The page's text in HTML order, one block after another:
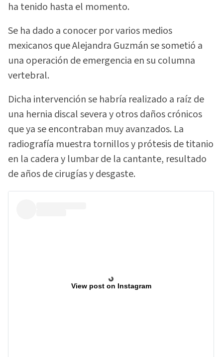
ha tenido hasta el momento.
Se ha dado a conocer por varios medios
mexicanos que Alejandra Guzmán se sometió a
una operación de emergencia en su columna
vertebral.
Dicha intervención se habría realizado a raíz de
una hernia discal severa y otros daños crónicos
que ya se encontraban muy avanzados. La
radiografía muestra tornillos y prótesis de titanio
en la cadera y lumbar de la cantante, resultado
de años de cirugías y desgaste.
View post on Instagram